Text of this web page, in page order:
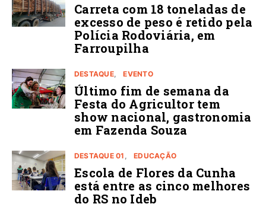
Carreta com 18 toneladas de
excesso de peso é retido pela
Polícia Rodoviária, em
Farroupilha
DESTAQUE EVENTO
Último fim de semana da
Festa do Agricultor tem
show nacional, gastronomia
em Fazenda Souza
DESTAQUE 01 EDUCAÇÃO
Escola de Flores da Cunha
está entre as cinco melhores
do RS no Ideb